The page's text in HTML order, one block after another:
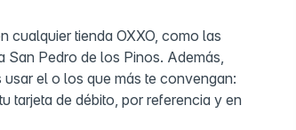
cualquier tienda OXXO, como las
San Pedro de los Pinos. Además,
el o los que más te convengan:
tarjeta de débito, por referencia y en